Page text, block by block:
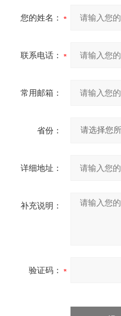
您的姓名：
联系电话：
常用邮箱：
省份：
详细地址：
补充说明：
验证码：